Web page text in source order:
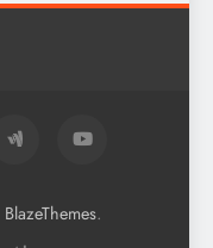
BlazeThemes.